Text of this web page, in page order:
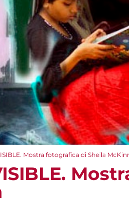
Mostra fotografica di Sheila